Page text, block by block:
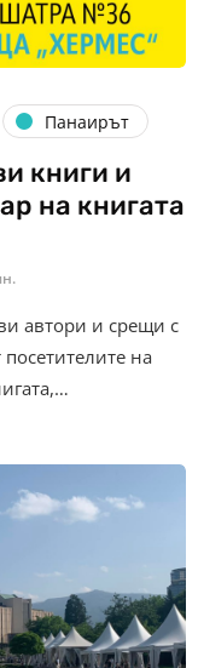
Панаирът
книги и
на книгата
автори и срещи с
на